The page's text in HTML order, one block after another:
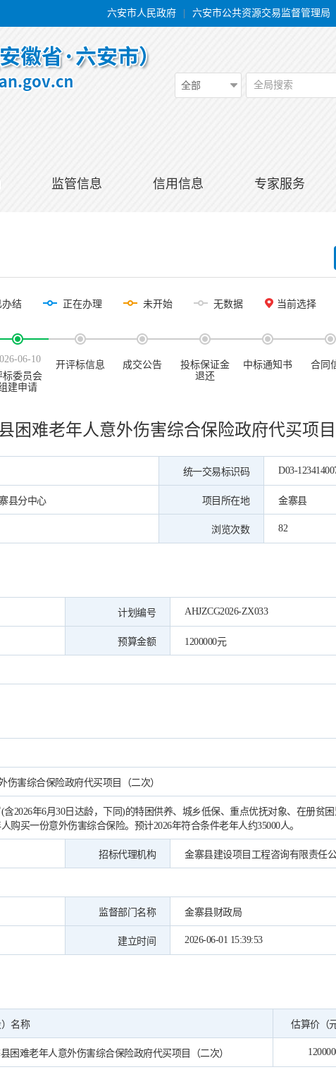
六安市人民政府 六安市公共资源交易监督管理局
全部 全局搜索
监管信息 信用信息 专家服务
办结 正在办理 未开始 无数据 当前选择
06-10
标委员会
建申请
开评标信息 成交公告
投标保证金
退还
中标通知书 合同
困难老年人意外伤害综合保险政府代买项目
统一交易标识码 D03-
县分中心 项目所在地 金寨县
浏览次数 82
计划编号 AHJZCG2026-ZX033
预算金额 1200000元
伤害综合保险政府代买项目（二次）
含2026年6月30日达龄，下同)的特困供养、城乡低保、重点优抚对象、在册贫
购买一份意外伤害综合保险。预计2026年符合条件老年人约35000人。
招标代理机构 金寨县建设项目工程咨询有限责任
监督部门名称 金寨县财政局
建立时间 2026-06-01 15:39:53
名称 估算价（元
困难老年人意外伤害综合保险政府代买项目（二次）